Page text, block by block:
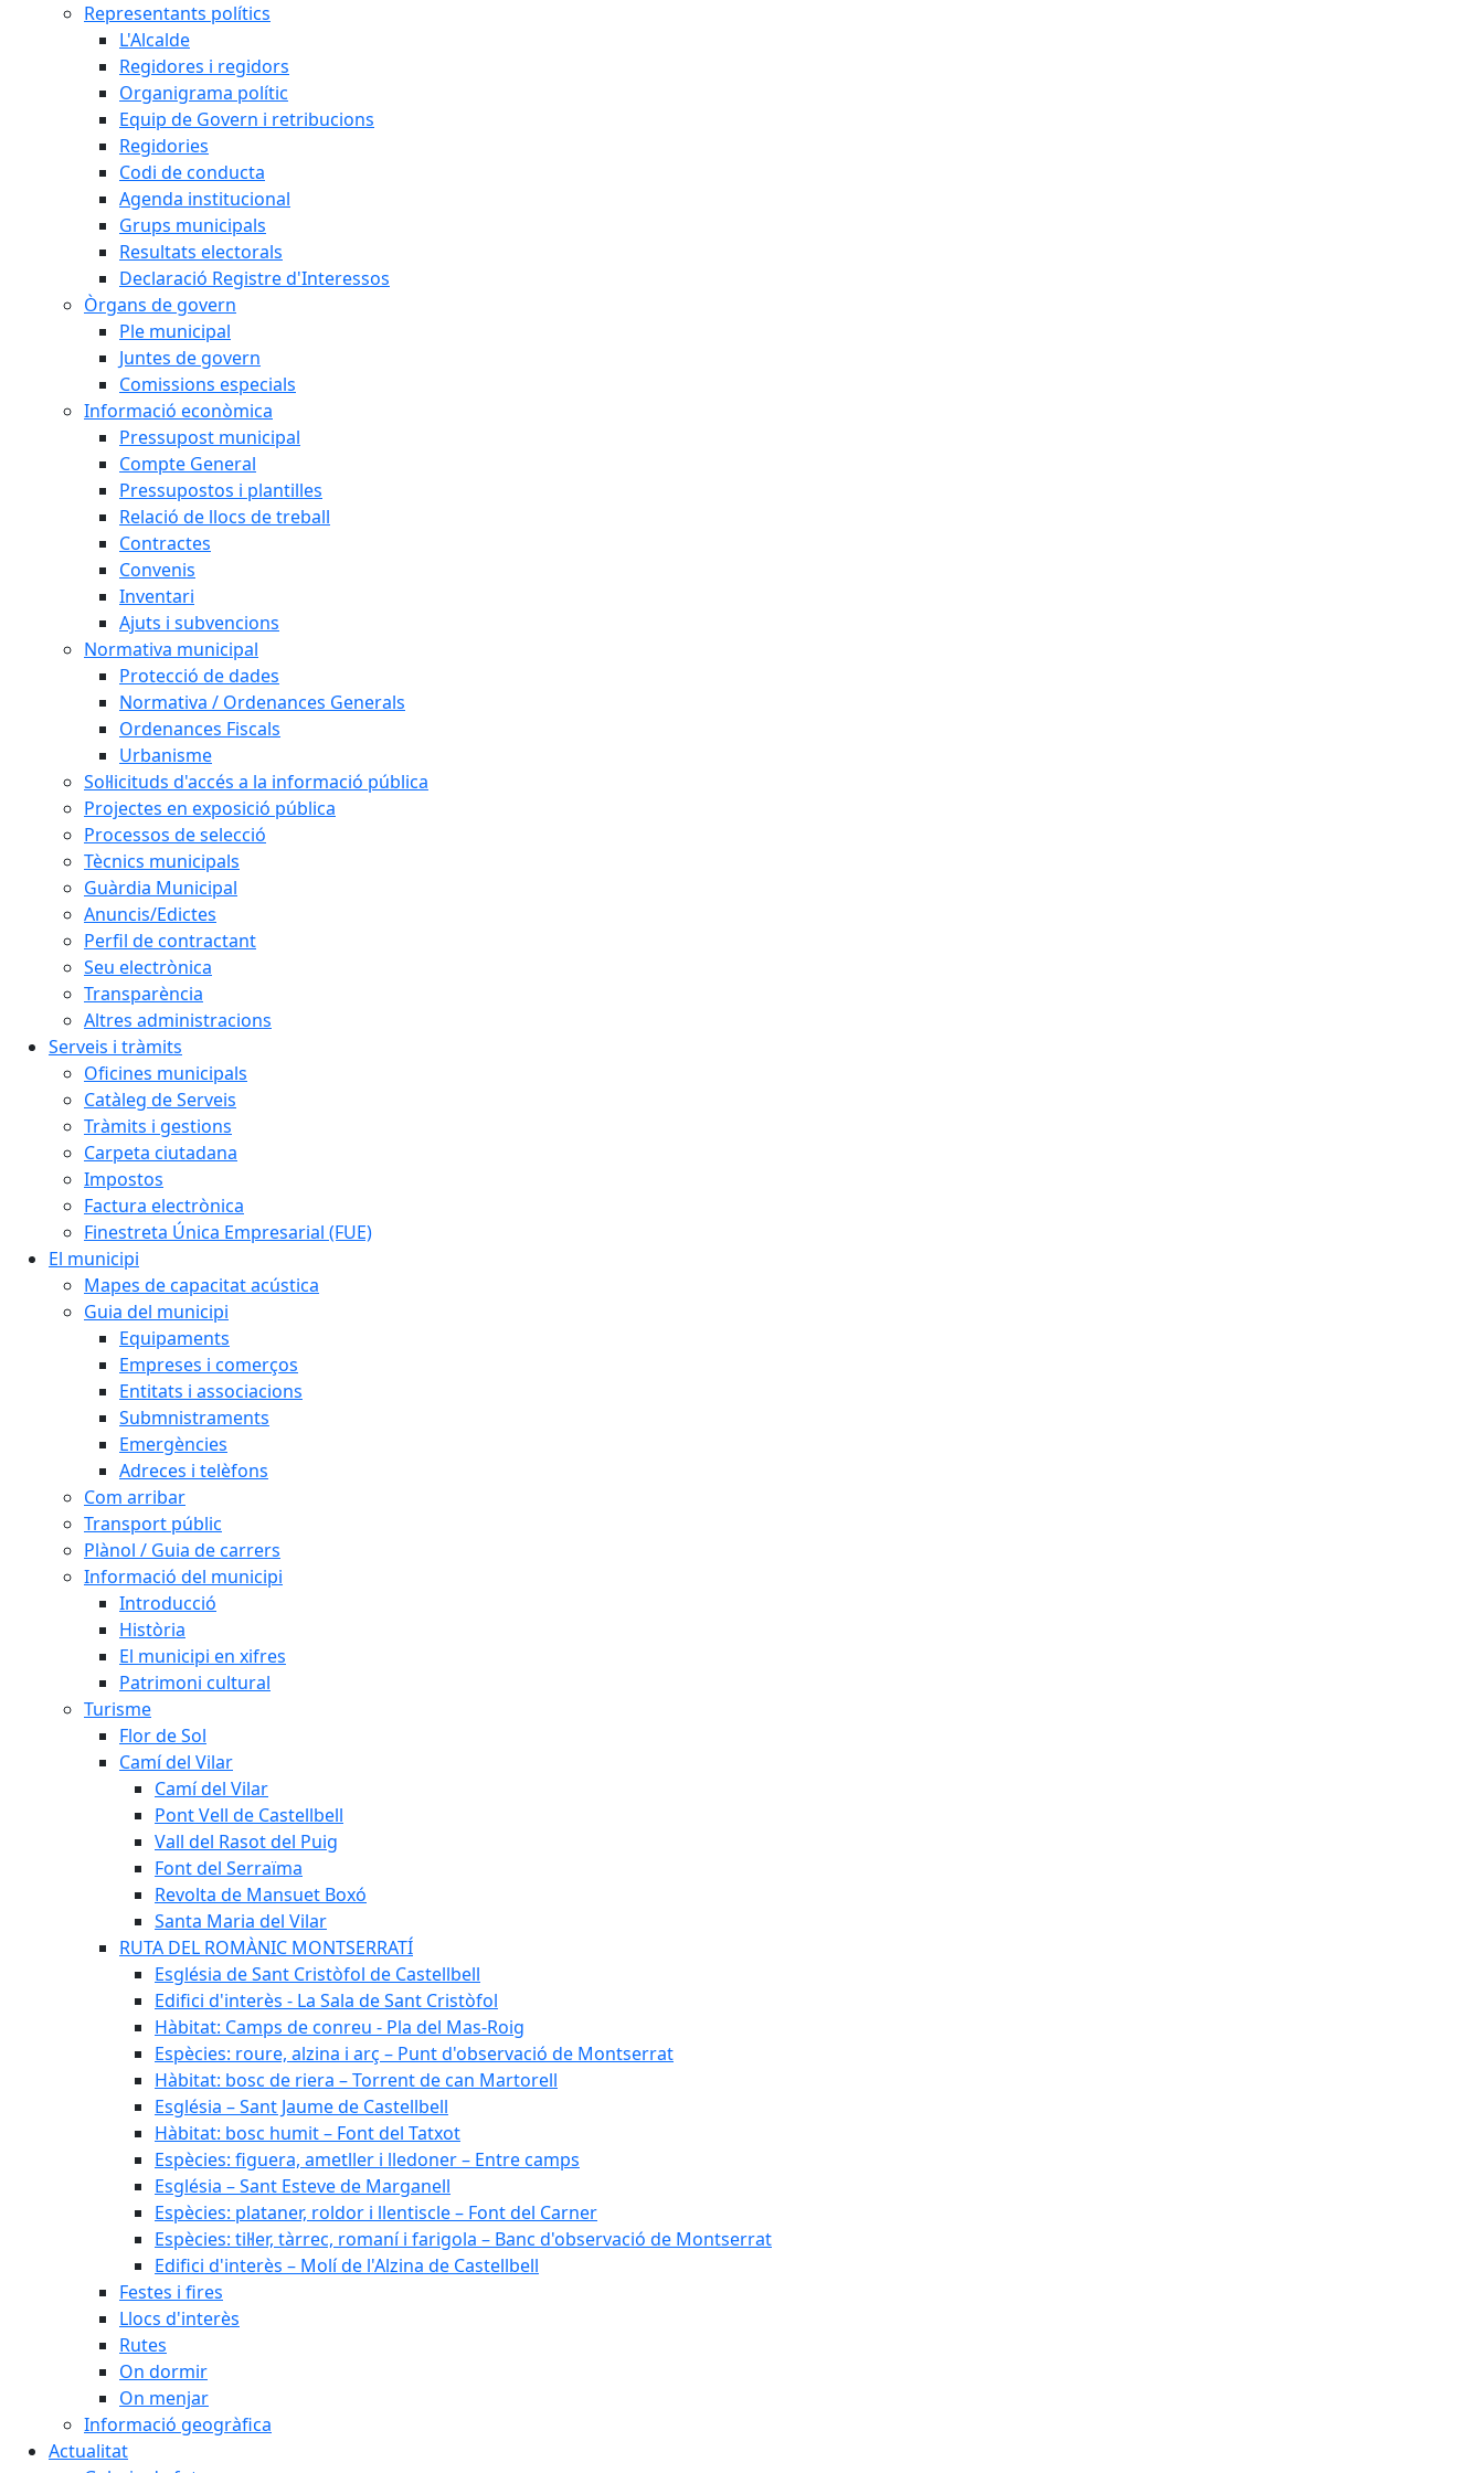
Representants polítics
L'Alcalde
Regidores i regidors
Organigrama polític
Equip de Govern i retribucions
Regidories
Codi de conducta
Agenda institucional
Grups municipals
Resultats electorals
Declaració Registre d'Interessos
Òrgans de govern
Ple municipal
Juntes de govern
Comissions especials
Informació econòmica
Pressupost municipal
Compte General
Pressupostos i plantilles
Relació de llocs de treball
Contractes
Convenis
Inventari
Ajuts i subvencions
Normativa municipal
Protecció de dades
Normativa / Ordenances Generals
Ordenances Fiscals
Urbanisme
Sol·licituds d'accés a la informació pública
Projectes en exposició pública
Processos de selecció
Tècnics municipals
Guàrdia Municipal
Anuncis/Edictes
Perfil de contractant
Seu electrònica
Transparència
Altres administracions
Serveis i tràmits
Oficines municipals
Catàleg de Serveis
Tràmits i gestions
Carpeta ciutadana
Impostos
Factura electrònica
Finestreta Única Empresarial (FUE)
El municipi
Mapes de capacitat acústica
Guia del municipi
Equipaments
Empreses i comerços
Entitats i associacions
Submnistraments
Emergències
Adreces i telèfons
Com arribar
Transport públic
Plànol / Guia de carrers
Informació del municipi
Introducció
Història
El municipi en xifres
Patrimoni cultural
Turisme
Flor de Sol
Camí del Vilar
Camí del Vilar
Pont Vell de Castellbell
Vall del Rasot del Puig
Font del Serraïma
Revolta de Mansuet Boxó
Santa Maria del Vilar
RUTA DEL ROMÀNIC MONTSERRATÍ
Església de Sant Cristòfol de Castellbell
Edifici d'interès - La Sala de Sant Cristòfol
Hàbitat: Camps de conreu - Pla del Mas-Roig
Espècies: roure, alzina i arç – Punt d'observació de Montserrat
Hàbitat: bosc de riera – Torrent de can Martorell
Església – Sant Jaume de Castellbell
Hàbitat: bosc humit – Font del Tatxot
Espècies: figuera, ametller i lledoner – Entre camps
Església – Sant Esteve de Marganell
Espècies: plataner, roldor i llentiscle – Font del Carner
Espècies: til·ler, tàrrec, romaní i farigola – Banc d'observació de Montserrat
Edifici d'interès – Molí de l'Alzina de Castellbell
Festes i fires
Llocs d'interès
Rutes
On dormir
On menjar
Informació geogràfica
Actualitat